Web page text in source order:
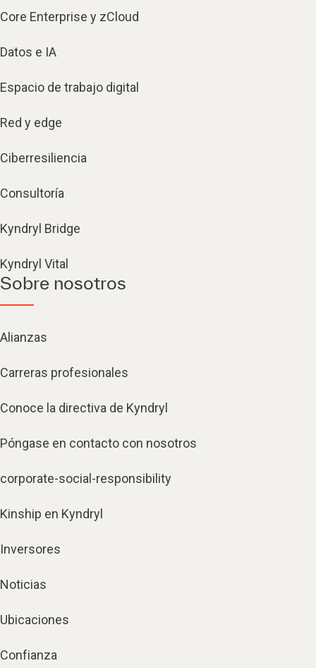
Core Enterprise y zCloud
Datos e IA
Espacio de trabajo digital
Red y edge
Ciberresiliencia
Consultoría
Kyndryl Bridge
Kyndryl Vital
Sobre nosotros
Alianzas
Carreras profesionales
Conoce la directiva de Kyndryl
Póngase en contacto con nosotros
corporate-social-responsibility
Kinship en Kyndryl
Inversores
Noticias
Ubicaciones
Confianza